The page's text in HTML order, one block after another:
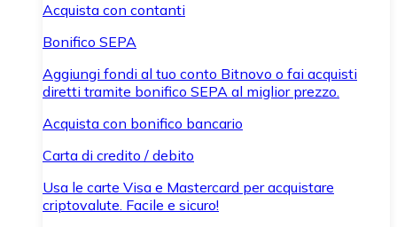
Acquista con contanti
Bonifico SEPA
Aggiungi fondi al tuo conto Bitnovo o fai acquisti
diretti tramite bonifico SEPA al miglior prezzo.
Acquista con bonifico bancario
Carta di credito / debito
Usa le carte Visa e Mastercard per acquistare
criptovalute. Facile e sicuro!